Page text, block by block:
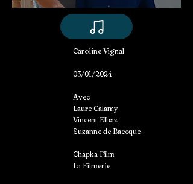
Caroline Vignal
03/01/2024
Avec
Laure Calamy
Vincent Elbaz
Suzanne de Baecque
Chapka Film
La Filmerie